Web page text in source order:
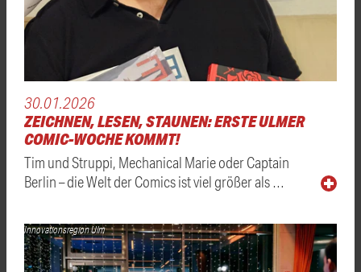
30.01.2026
ZEICHNEN, LESEN, STAUNEN: ERSTE ULMER
COMIC-WOCHE KOMMT!
Tim und Struppi, Mechanical Marie oder Captain
Berlin – die Welt der Comics ist viel größer als …
Innovationsregion Ulm